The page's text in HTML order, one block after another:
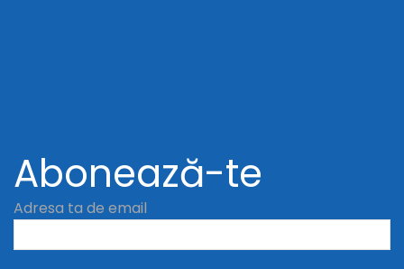
Abonează-te
Adresa ta de email